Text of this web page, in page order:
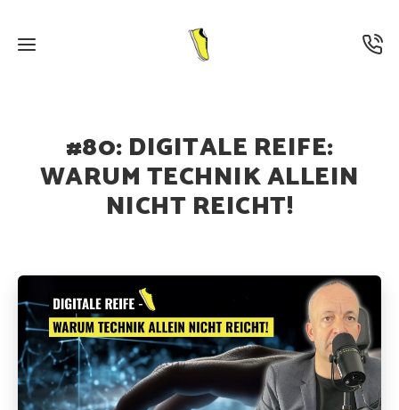
#80: DIGITALE REIFE:
WARUM TECHNIK ALLEIN
NICHT REICHT!